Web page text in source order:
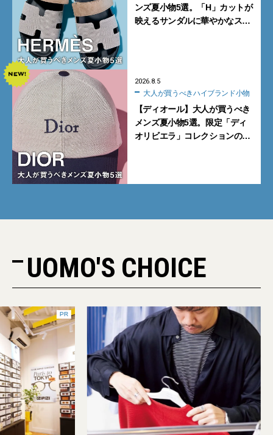
ンズ夏小物5選。「H」カットが
映えるサンダルに華やかなス
2026.8.5
大人が買うべきハイブランド小物
【ディオール】大人が買うべき
メンズ夏小物5選。限定「ディ
オリビエラ」コレクションの
UOMO'S CHOICE
PR